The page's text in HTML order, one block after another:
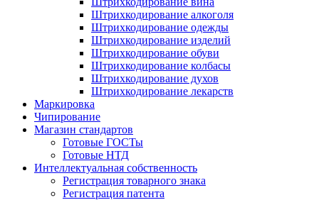
Штрихкодирование алкоголя
Штрихкодирование одежды
Штрихкодирование изделий
Штрихкодирование обуви
Штрихкодирование колбасы
Штрихкодирование духов
Штрихкодирование лекарств
Маркировка
Чипирование
Магазин стандартов
Готовые ГОСТы
Готовые НТД
Интеллектуальная собственность
Регистрация товарного знака
Регистрация патента